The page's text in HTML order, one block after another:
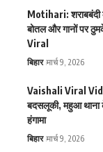
Motihari: शराबबंदी
बोतल और गानों पर
Viral
बिहार मार्च 9, 2026
Vaishali Viral
बदसलूकी, महुआ
हंगामा
बिहार मार्च 9, 2026